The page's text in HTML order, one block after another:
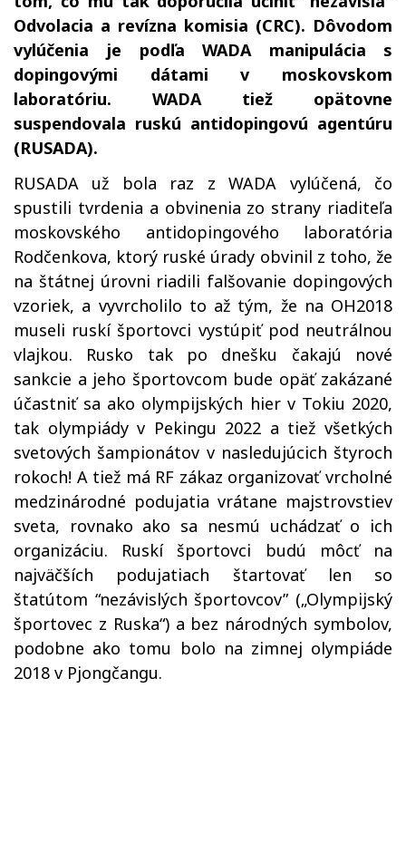
Odvolacia a revízna komisia (CRC). Dôvodom
vylúčenia je podľa WADA manipulácia s
dopingovými dátami v moskovskom
laboratóriu. WADA tiež opätovne
suspendovala ruskú antidopingovú agentúru
(RUSADA).
RUSADA už bola raz z WADA vylúčená, čo
spustili tvrdenia a obvinenia zo strany riaditeľa
moskovského antidopingového laboratória
Rodčenkova, ktorý ruské úrady obvinil z toho, že
na štátnej úrovni riadili falšovanie dopingových
vzoriek, a vyvrcholilo to až tým, že na OH2018
museli ruskí športovci vystúpiť pod neutrálnou
vlajkou. Rusko tak po dnešku čakajú nové
sankcie a jeho športovcom bude opäť zakázané
účastniť sa ako olympijských hier v Tokiu 2020,
tak olympiády v Pekingu 2022 a tiež všetkých
svetových šampionátov v nasledujúcich štyroch
rokoch! A tiež má RF zákaz organizovať vrcholné
medzinárodné podujatia vrátane majstrovstiev
sveta, rovnako ako sa nesmú uchádzať o ich
organizáciu. Ruskí športovci budú môcť na
najväčších podujatiach štartovať len so
štatútom “nezávislých športovcov” („Olympijský
športovec z Ruska“) a bez národných symbolov,
podobne ako tomu bolo na zimnej olympiáde
2018 v Pjongčangu.